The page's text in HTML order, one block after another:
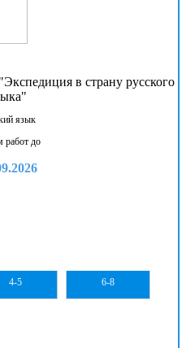
в страну русского
язык
работ до
4-5 6-8